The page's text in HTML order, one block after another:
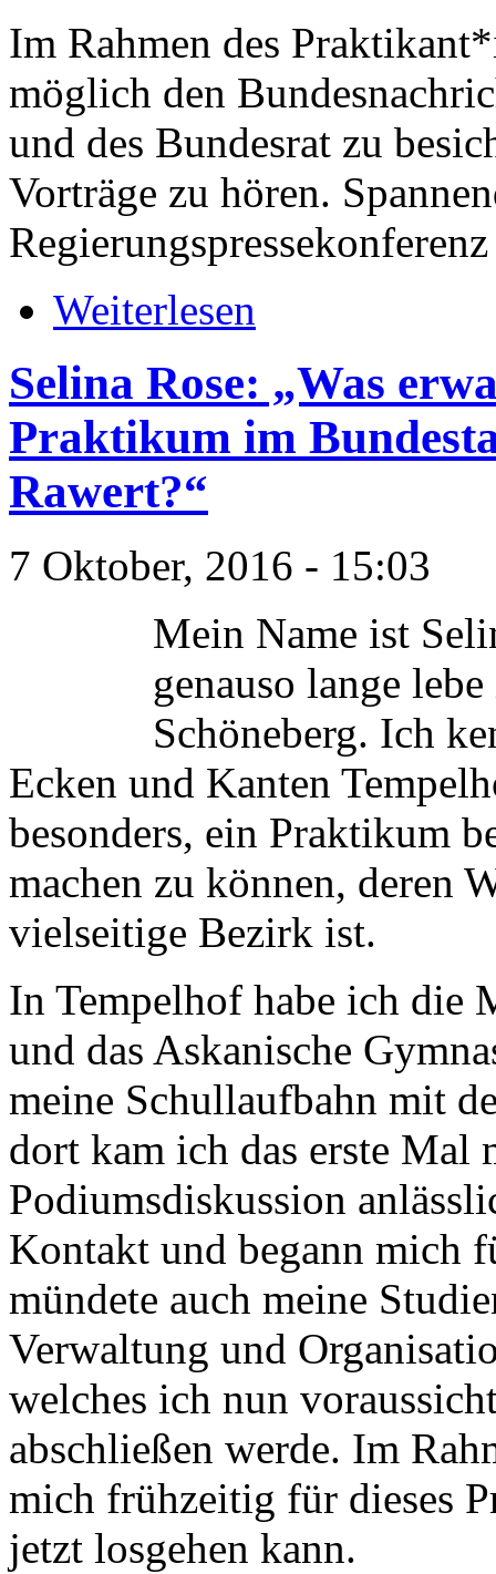
Im Rahmen des
möglich den
und des Bundesrat zu
Vorträge zu hören.
Weiterlesen
Selina Rose: „Was
Praktikum im
Rawert?“
7 Oktober, 2016 - 15:03
Mein Name ist
genauso lange
Schöneberg. Ich
Ecken und Kanten
besonders, ein Praktikum
machen zu können, deren
vielseitige Bezirk ist.
In Tempelhof habe ich die
und das Askanische
meine Schullaufbahn mit
dort kam ich das erste
Podiumsdiskussion
Kontakt und begann mich
mündete auch meine
Verwaltung und
welches ich nun
abschließen werde. Im
mich frühzeitig für dieses
jetzt losgehen kann.